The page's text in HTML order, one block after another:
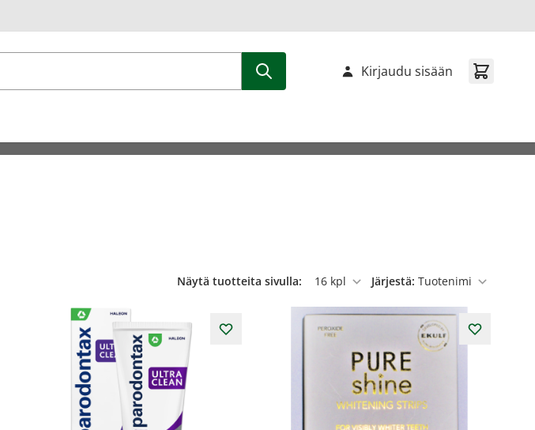
Kirjaudu sisään
Näytä tuotteita sivulla:
per sivu
Järjestä: